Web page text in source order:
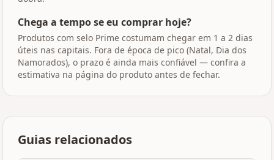
Chega a tempo se eu comprar hoje?
Produtos com selo Prime costumam chegar em 1 a 2 dias
úteis nas capitais. Fora de época de pico (Natal, Dia dos
Namorados), o prazo é ainda mais confiável — confira a
estimativa na página do produto antes de fechar.
Guias relacionados